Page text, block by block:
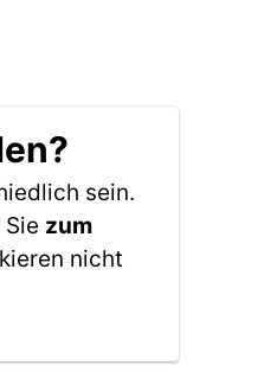
sein.
zum
nicht